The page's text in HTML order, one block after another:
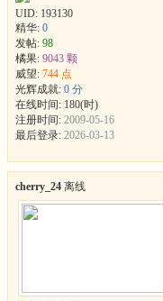
UID: 193130
精华: 0
发帖: 98
橘果: 9043 颗
威望: 744 点
光辉成就: 0 分
在线时间: 180(时)
注册时间: 2009-05-16
最后登录: 2026-03-13
cherry_24 离线